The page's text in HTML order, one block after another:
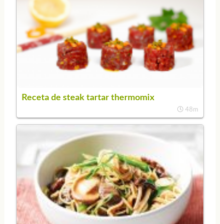
Receta de steak tartar thermomix
48m